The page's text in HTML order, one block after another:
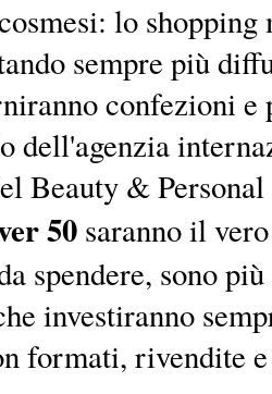
lo
sempre più
confezioni
dell'agenzia
Beauty &
50 saranno il
spendere, sono
investiranno
formati, rivendite